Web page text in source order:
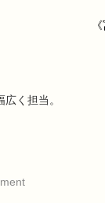
く担当。